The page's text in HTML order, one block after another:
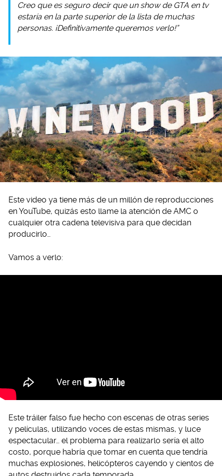
Creo que es seguro decir que un show de GTA en tv
estaría en la parte superior de la lista de muchas
personas. ¡Definitivamente queremos verlo!”
Este video ya tiene más de un millón de reproducciones
en YouTube, quizás esto llame la atención de AMC o
cualquier otra cadena televisiva para que decidan
producirlo…
Vamos a verlo:
Este tráiler falso fue hecho con escenas de otras series
y películas, utilizando voces de estas mismas, y luce
espectacular… el problema para realizarlo sería el alto
costo, porque habría que tomar en cuenta que tendría
muchas explosiones, helicópteros cayendo y cientos de